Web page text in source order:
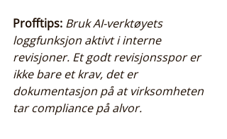
Profftips: Bruk AI-verktøyets
loggfunksjon aktivt i interne
revisjoner. Et godt revisjonsspor er
ikke bare et krav, det er
dokumentasjon på at virksomheten
tar compliance på alvor.